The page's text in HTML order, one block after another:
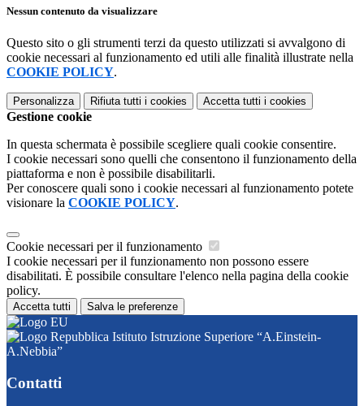
Nessun contenuto da visualizzare
Questo sito o gli strumenti terzi da questo utilizzati si avvalgono di
cookie necessari al funzionamento ed utili alle finalità illustrate nella
COOKIE POLICY.
Personalizza Rifiuta tutti i cookies Accetta tutti i cookies
Gestione cookie
In questa schermata è possibile scegliere quali cookie consentire.
I cookie necessari sono quelli che consentono il funzionamento della
piattaforma e non è possibile disabilitarli.
Per conoscere quali sono i cookie necessari al funzionamento potete
visionare la COOKIE POLICY.
Cookie necessari per il funzionamento
I cookie necessari per il funzionamento non possono essere
disabilitati. È possibile consultare l'elenco nella pagina della cookie
policy.
Accetta tutti Salva le preferenze
Istituto Istruzione Superiore “A.Einstein-
A.Nebbia”
Contatti